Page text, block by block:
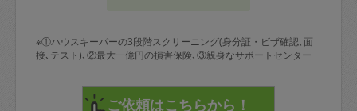
※①ハウスキーパーの3段階スクリーニング(身分証・ビザ確認､面
接､テスト)､②最大一億円の損害保険､③親身なサポートセンター